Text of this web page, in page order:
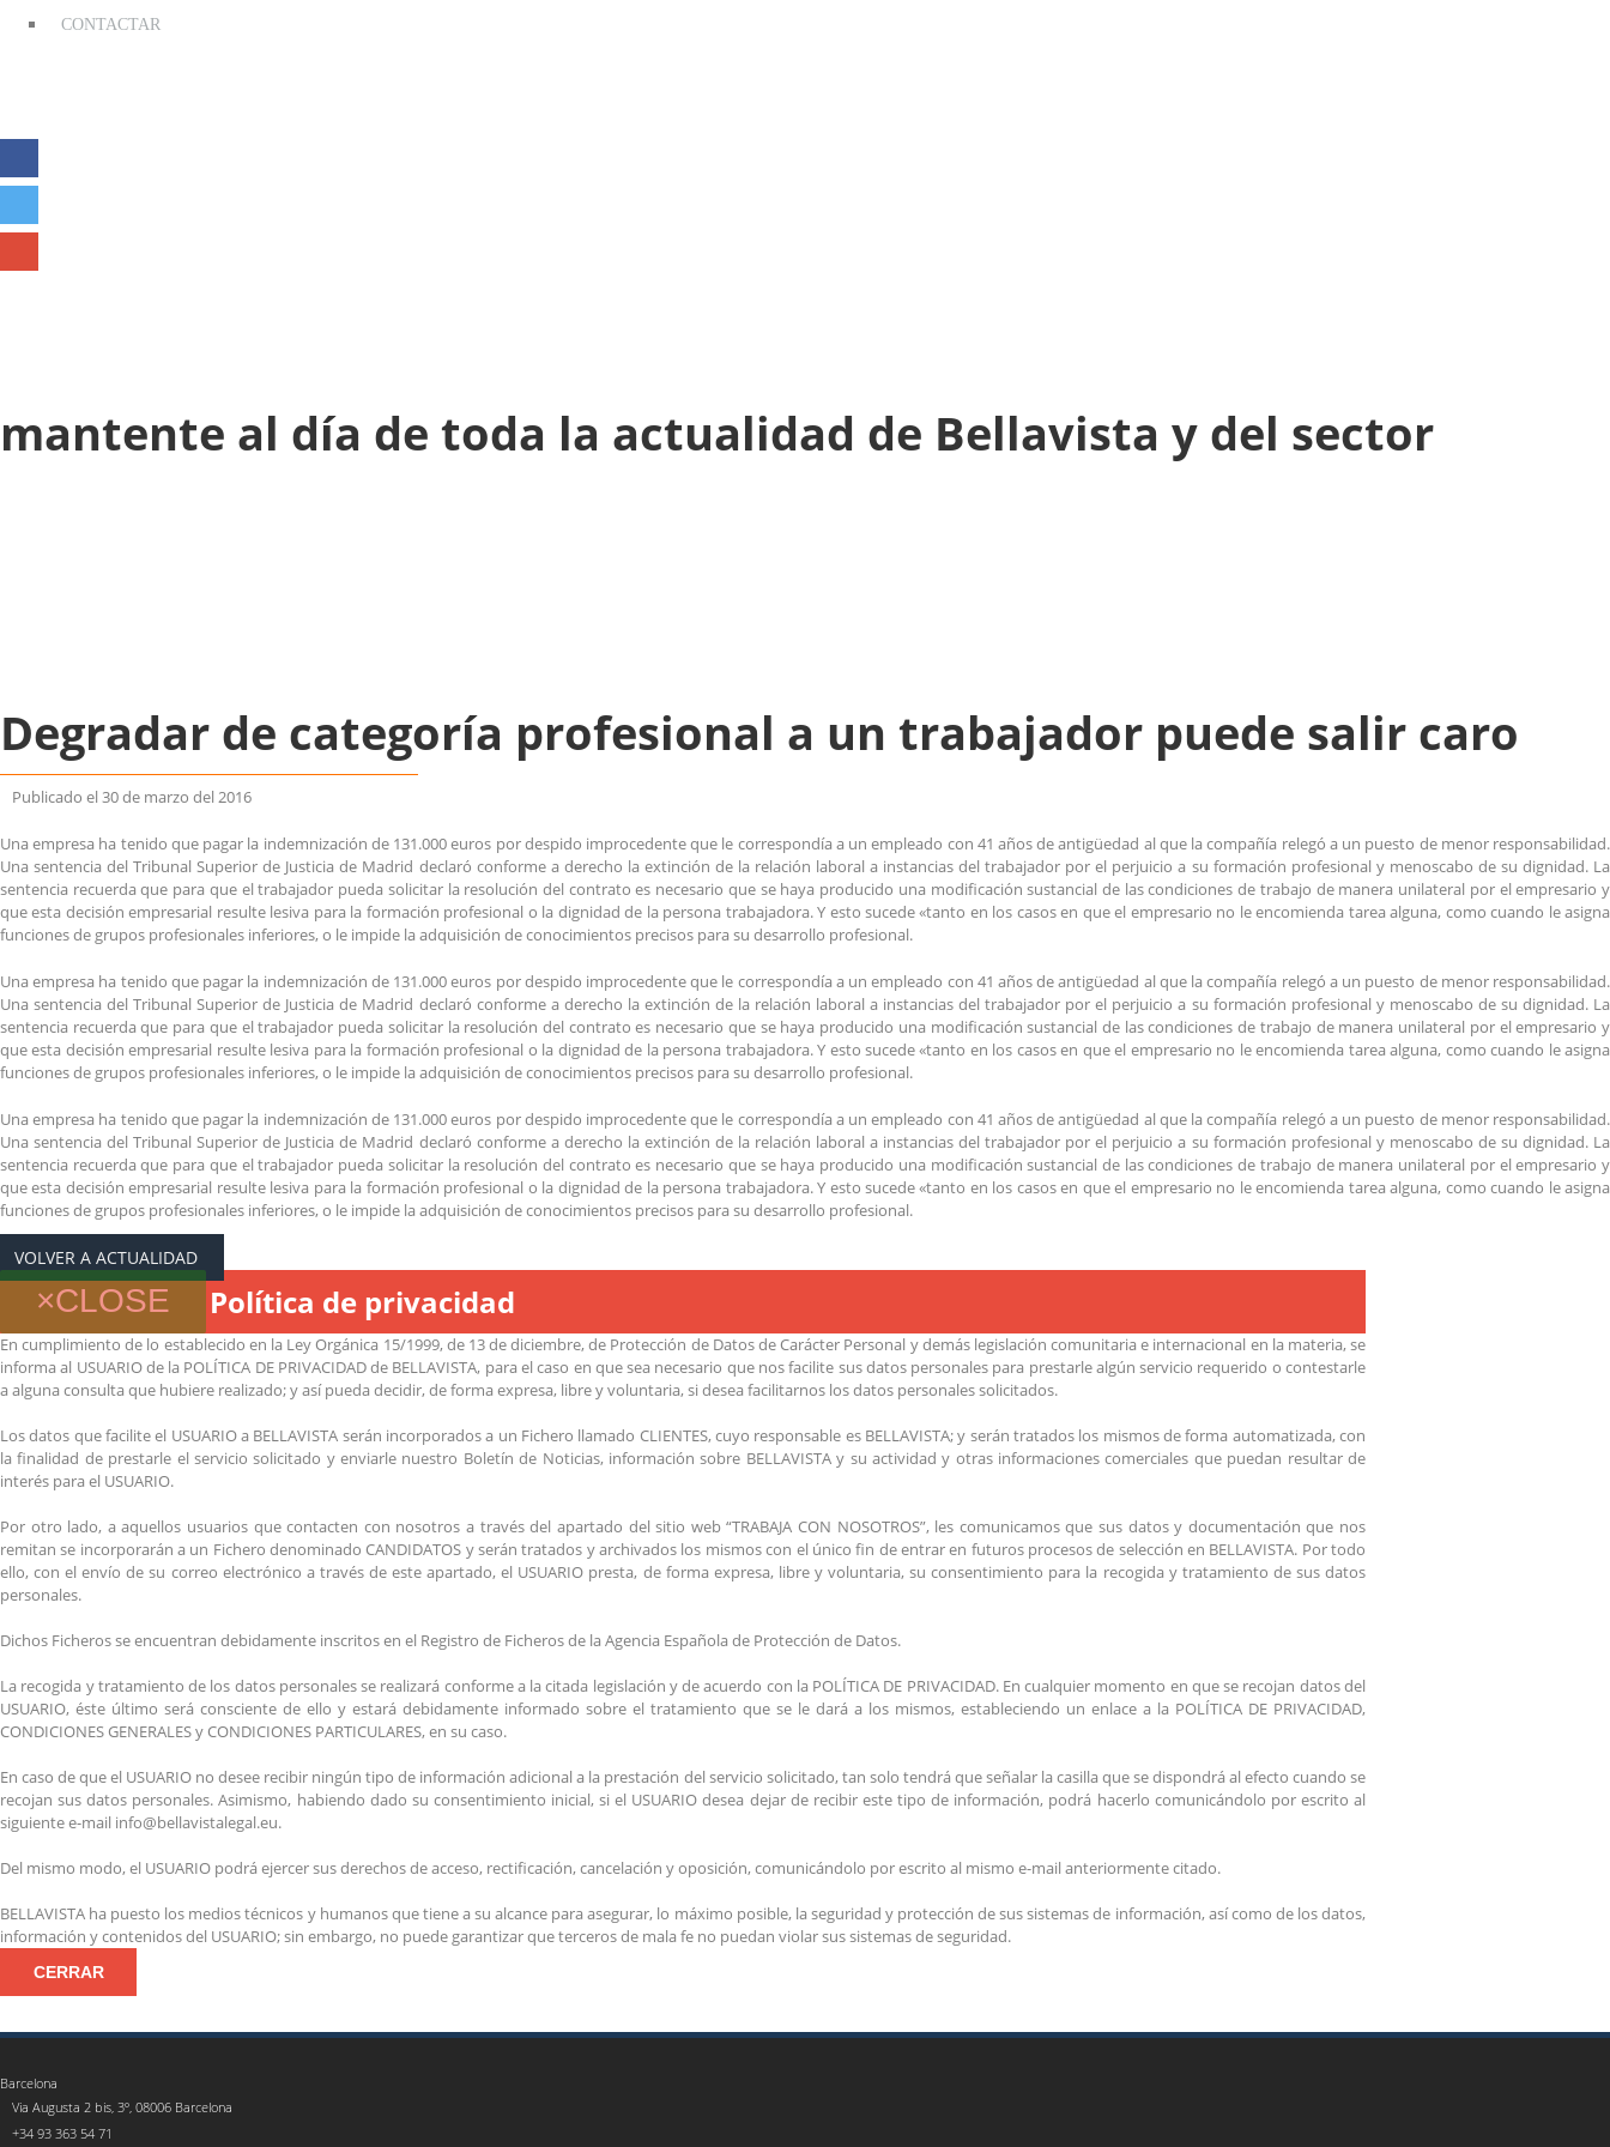
CONTACTAR
mantente al día de toda la actualidad de Bellavista y del sector
Degradar de categoría profesional a un trabajador puede salir caro
Publicado el 30 de marzo del 2016
Una empresa ha tenido que pagar la indemnización de 131.000 euros por despido improcedente que le correspondía a un empleado con 41 años de antigüedad al que la compañía relegó a un puesto de menor responsabilidad.
Una sentencia del Tribunal Superior de Justicia de Madrid declaró conforme a derecho la extinción de la relación laboral a instancias del trabajador por el perjuicio a su formación profesional y menoscabo de su dignidad. La
sentencia recuerda que para que el trabajador pueda solicitar la resolución del contrato es necesario que se haya producido una modificación sustancial de las condiciones de trabajo de manera unilateral por el empresario y
que esta decisión empresarial resulte lesiva para la formación profesional o la dignidad de la persona trabajadora. Y esto sucede «tanto en los casos en que el empresario no le encomienda tarea alguna, como cuando le asigna
funciones de grupos profesionales inferiores, o le impide la adquisición de conocimientos precisos para su desarrollo profesional.
Una empresa ha tenido que pagar la indemnización de 131.000 euros por despido improcedente que le correspondía a un empleado con 41 años de antigüedad al que la compañía relegó a un puesto de menor responsabilidad.
Una sentencia del Tribunal Superior de Justicia de Madrid declaró conforme a derecho la extinción de la relación laboral a instancias del trabajador por el perjuicio a su formación profesional y menoscabo de su dignidad. La
sentencia recuerda que para que el trabajador pueda solicitar la resolución del contrato es necesario que se haya producido una modificación sustancial de las condiciones de trabajo de manera unilateral por el empresario y
que esta decisión empresarial resulte lesiva para la formación profesional o la dignidad de la persona trabajadora. Y esto sucede «tanto en los casos en que el empresario no le encomienda tarea alguna, como cuando le asigna
funciones de grupos profesionales inferiores, o le impide la adquisición de conocimientos precisos para su desarrollo profesional.
Una empresa ha tenido que pagar la indemnización de 131.000 euros por despido improcedente que le correspondía a un empleado con 41 años de antigüedad al que la compañía relegó a un puesto de menor responsabilidad.
Una sentencia del Tribunal Superior de Justicia de Madrid declaró conforme a derecho la extinción de la relación laboral a instancias del trabajador por el perjuicio a su formación profesional y menoscabo de su dignidad. La
sentencia recuerda que para que el trabajador pueda solicitar la resolución del contrato es necesario que se haya producido una modificación sustancial de las condiciones de trabajo de manera unilateral por el empresario y
que esta decisión empresarial resulte lesiva para la formación profesional o la dignidad de la persona trabajadora. Y esto sucede «tanto en los casos en que el empresario no le encomienda tarea alguna, como cuando le asigna
funciones de grupos profesionales inferiores, o le impide la adquisición de conocimientos precisos para su desarrollo profesional.
VOLVER A ACTUALIDAD
×CLOSE Política de privacidad
En cumplimiento de lo establecido en la Ley Orgánica 15/1999, de 13 de diciembre, de Protección de Datos de Carácter Personal y demás legislación comunitaria e internacional en la materia, se
informa al USUARIO de la POLÍTICA DE PRIVACIDAD de BELLAVISTA, para el caso en que sea necesario que nos facilite sus datos personales para prestarle algún servicio requerido o contestarle
a alguna consulta que hubiere realizado; y así pueda decidir, de forma expresa, libre y voluntaria, si desea facilitarnos los datos personales solicitados.
Los datos que facilite el USUARIO a BELLAVISTA serán incorporados a un Fichero llamado CLIENTES, cuyo responsable es BELLAVISTA; y serán tratados los mismos de forma automatizada, con
la finalidad de prestarle el servicio solicitado y enviarle nuestro Boletín de Noticias, información sobre BELLAVISTA y su actividad y otras informaciones comerciales que puedan resultar de
interés para el USUARIO.
Por otro lado, a aquellos usuarios que contacten con nosotros a través del apartado del sitio web “TRABAJA CON NOSOTROS”, les comunicamos que sus datos y documentación que nos
remitan se incorporarán a un Fichero denominado CANDIDATOS y serán tratados y archivados los mismos con el único fin de entrar en futuros procesos de selección en BELLAVISTA. Por todo
ello, con el envío de su correo electrónico a través de este apartado, el USUARIO presta, de forma expresa, libre y voluntaria, su consentimiento para la recogida y tratamiento de sus datos
personales.
Dichos Ficheros se encuentran debidamente inscritos en el Registro de Ficheros de la Agencia Española de Protección de Datos.
La recogida y tratamiento de los datos personales se realizará conforme a la citada legislación y de acuerdo con la POLÍTICA DE PRIVACIDAD. En cualquier momento en que se recojan datos del
USUARIO, éste último será consciente de ello y estará debidamente informado sobre el tratamiento que se le dará a los mismos, estableciendo un enlace a la POLÍTICA DE PRIVACIDAD,
CONDICIONES GENERALES y CONDICIONES PARTICULARES, en su caso.
En caso de que el USUARIO no desee recibir ningún tipo de información adicional a la prestación del servicio solicitado, tan solo tendrá que señalar la casilla que se dispondrá al efecto cuando se
recojan sus datos personales. Asimismo, habiendo dado su consentimiento inicial, si el USUARIO desea dejar de recibir este tipo de información, podrá hacerlo comunicándolo por escrito al
siguiente e-mail info@bellavistalegal.eu.
Del mismo modo, el USUARIO podrá ejercer sus derechos de acceso, rectificación, cancelación y oposición, comunicándolo por escrito al mismo e-mail anteriormente citado.
BELLAVISTA ha puesto los medios técnicos y humanos que tiene a su alcance para asegurar, lo máximo posible, la seguridad y protección de sus sistemas de información, así como de los datos,
información y contenidos del USUARIO; sin embargo, no puede garantizar que terceros de mala fe no puedan violar sus sistemas de seguridad.
CERRAR
Barcelona
Via Augusta 2 bis, 3º, 08006 Barcelona
+34 93 363 54 71